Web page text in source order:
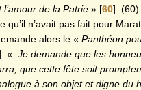
l’amour de la Patrie » [60] .
qu’il n’avait pas fait pour
alors le « Panthéon
. « Je demande que les
que cette fête soit
à son objet et digne du